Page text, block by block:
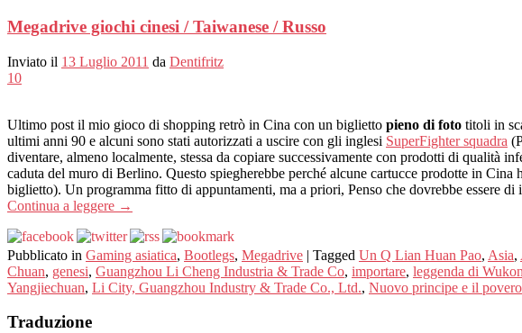
Megadrive giochi cinesi / Taiwanese / Russo
Inviato il 13 Luglio 2011 da Dentifritz
10
Ultimo post il mio gioco di shopping retrò in Cina con un biglietto pieno di foto titoli in
ultimi anni 90 e alcuni sono stati autorizzati a uscire con gli inglesi SuperFighter squadra
diventare, almeno localmente, stessa da copiare successivamente con prodotti di qualità
caduta del muro di Berlino. Questo spiegherebbe perché alcune cartucce prodotte in
biglietto). Un programma fitto di appuntamenti, ma a priori, Penso che dovrebbe essere di
Continua a leggere →
Pubblicato in Gaming asiatica, Bootlegs, Megadrive | Tagged Un Q Lian Huan Pao, Asia,
Chuan, genesi, Guangzhou Li Cheng Industria & Trade Co, importare, leggenda di
Yangjiechuan, Li City, Guangzhou Industry & Trade Co., Ltd., Nuovo principe e il povero
Traduzione